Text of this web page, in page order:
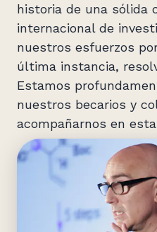
historia de una sólida
internacional de
nuestros esfuerzos
última instancia,
Estamos
nuestros becarios y
acompañarnos en